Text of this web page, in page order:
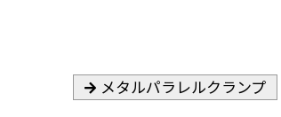
メタルパラレルクランプ